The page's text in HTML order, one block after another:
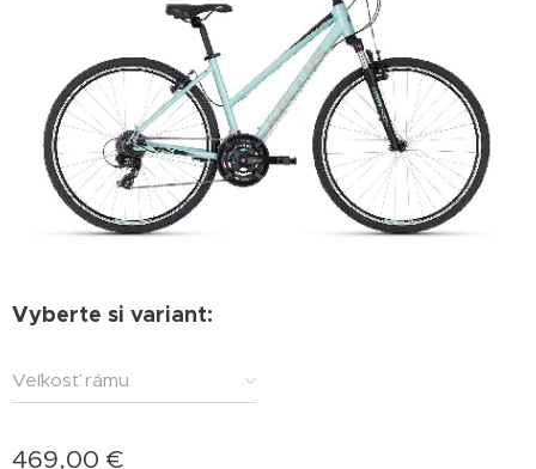
Vyberte si variant:
Veľkosť rámu
469,00 €